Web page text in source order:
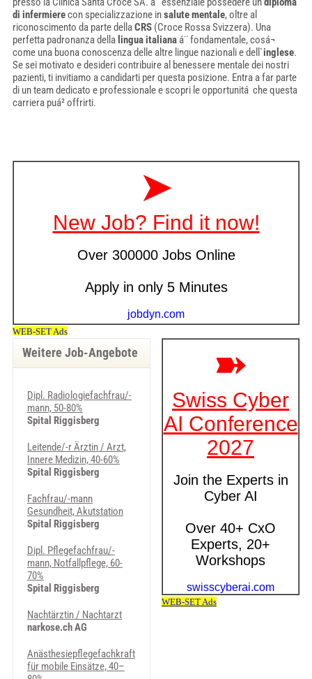
di infermierecon specializzazione insalute mentale, oltre al
riconoscimento da parte dellaCRS(Croce Rossa Svizzera). Una
perfetta padronanza della lingua italianaá¨ fondamentale, cosá¬
come una buona conoscenza delle altre lingue nazionali e dell`inglese.
Se sei motivato e desideri contribuire al benessere mentale dei nostri
pazienti, ti invitiamo a candidarti per questa posizione. Entra a far parte
di un team dedicato e professionale e scopri le opportunitá che questa
carriera puá² offrirti.
Weitere Job-Angebote
Dipl. Radiologiefachfrau/-
mann, 50-80%
Spital Riggisberg
Leitende/-r Ärztin / Arzt,
Innere Medizin, 40-60%
Spital Riggisberg
Fachfrau/-mann
Gesundheit, Akutstation
Spital Riggisberg
Dipl. Pflegefachfrau/-
mann, Notfallpflege, 60-
70%
Spital Riggisberg
Nachtärztin / Nachtarzt
narkose.ch AG
Anästhesiepflegefachkraft
für mobile Einsätze, 40–